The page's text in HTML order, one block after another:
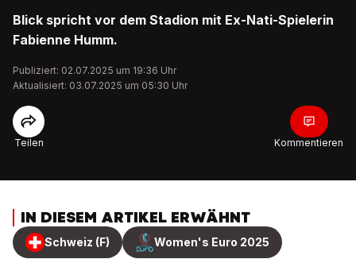
Blick spricht vor dem Stadion mit Ex-Nati-Spielerin
Fabienne Humm.
Publiziert: 02.07.2025 um 19:36 Uhr
Aktualisiert: 03.07.2025 um 05:30 Uhr
Teilen Kommentieren
IN DIESEM ARTIKEL ERWÄHNT
Schweiz (F) Women's Euro 2025